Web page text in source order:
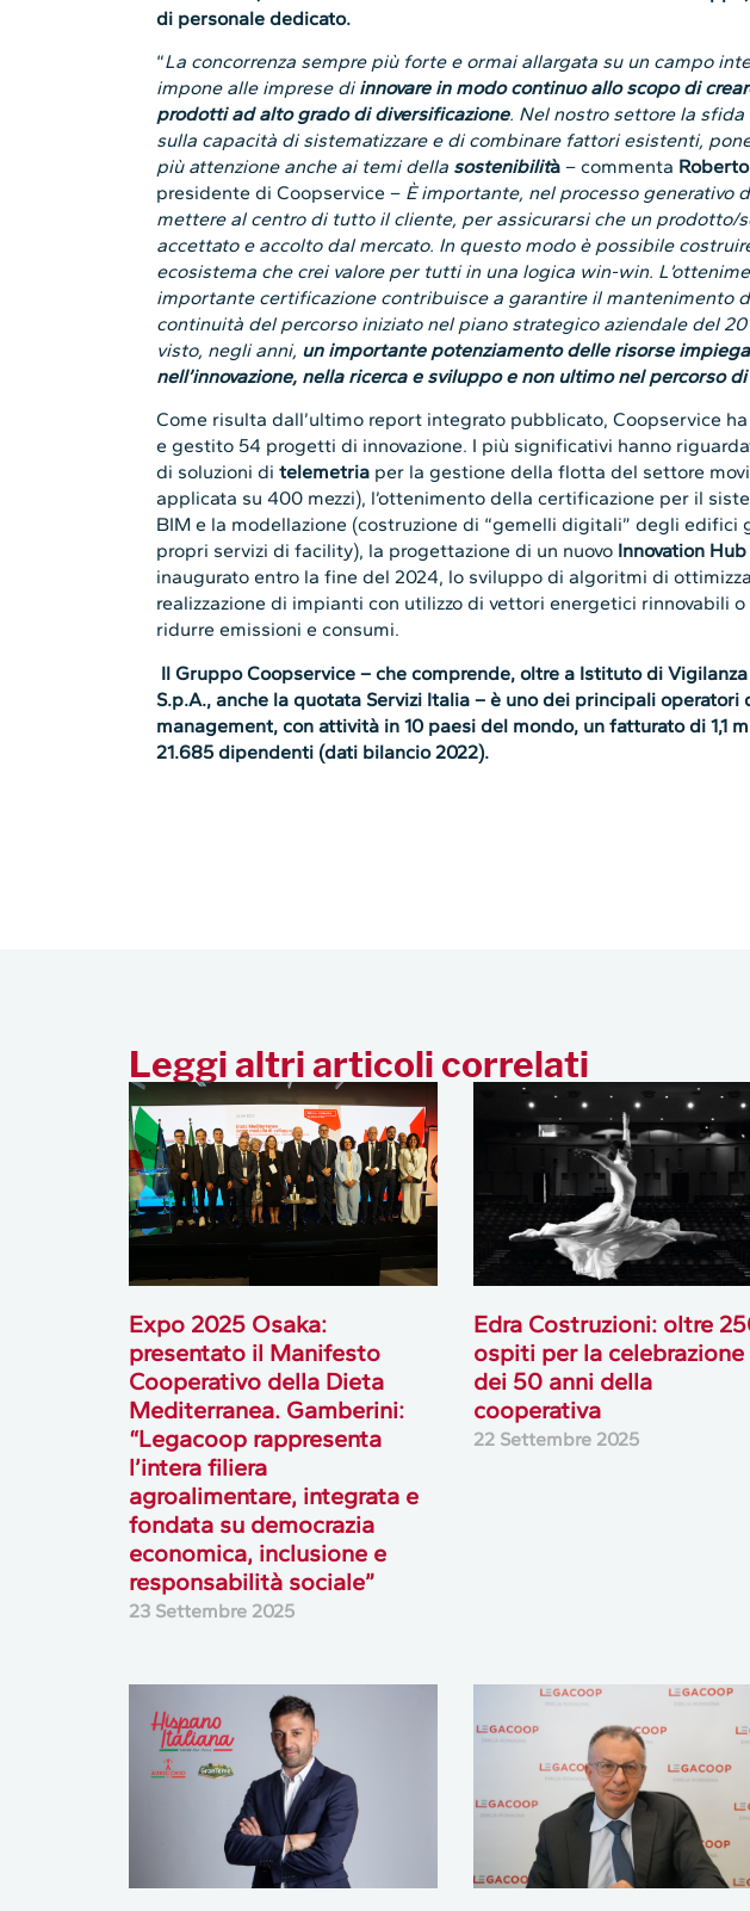
di personale dedicato.
“La concorrenza sempre più forte e ormai allargata su un campo
impone alle imprese diinnovare in modo continuo allo scopo di
prodotti ad alto grado di diversificazione. Nel nostro settore la sfida
sulla capacità di sistematizzare e di combinare fattori esistenti,
più attenzione anche ai temi della sostenibilità – commenta
presidente di Coopservice – È importante, nel processo generativo
mettere al centro di tutto il cliente, per assicurarsi che un prodotto/
accettato e accolto dal mercato. In questo modo è possibile
ecosistema che crei valore per tutti in una logica win-win.
importante certificazione contribuisce a garantire il mantenimento
continuità del percorso iniziato nel piano strategico aziendale del
visto, negli anni, un importante potenziamento delle risorse
nell’innovazione, nella ricerca e sviluppo e non ultimo nel percorso
Come risulta dall’ultimo report integrato pubblicato, Coopservice
e gestito 54 progetti di innovazione. I più significativi hanno
di soluzioni ditelemetria per la gestione della flotta del settore
applicata su 400 mezzi), l’ottenimento della certificazione per il
BIM e la modellazione (costruzione di “gemelli digitali” degli edifici
propri servizi di facility), la progettazione di un nuovo Innovation Hub
inaugurato entro la fine del 2024, lo sviluppo di algoritmi di
realizzazione di impianti con utilizzo di vettori energetici rinnovabili
ridurre emissioni e consumi.
Il Gruppo Coopservice – che comprende, oltre a Istituto di
S.p.A., anche la quotata Servizi Italia – è uno dei principali operatori
management, con attività in 10 paesi del mondo, un fatturato di 1,1
21.685 dipendenti (dati bilancio 2022).
Leggi altri articoli correlati
Expo 2025 Osaka:
presentato il Manifesto
Cooperativo della Dieta
Mediterranea. Gamberini:
“Legacoop rappresenta
l’intera filiera
agroalimentare, integrata e
fondata su democrazia
economica, inclusione e
responsabilità sociale”
23 Settembre 2025
Edra Costruzioni: oltre
ospiti per la celebrazione
dei 50 anni della
cooperativa
22 Settembre 2025